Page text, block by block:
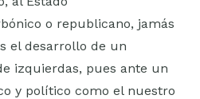
o republicano, jamás
el desarrollo de un
izquierdas, pues ante un
y político como el nuestro